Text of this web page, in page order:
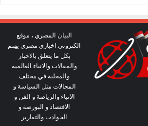
البيان المصري ، موقع
الكتروني اخباري مصري يهتم
بكل ما يتعلق بالاخبار
والمقالات والانباء العالمية
والمحلية في مختلف
المجالات مثل السياسة و
الانباء والرياضة و الفن و
الاقتصاد و البورصة و
الحوادث والتقارير